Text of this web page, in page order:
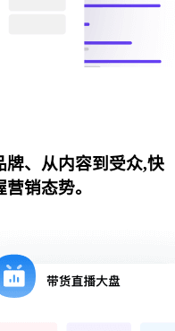
牌、从内容到受众,快
销态势。